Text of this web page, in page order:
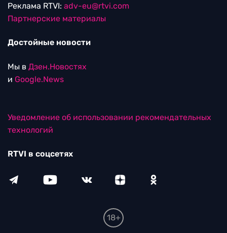
Реклама RTVI: adv-eu@rtvi.com
Партнерские материалы
Достойные новости
Мы в Дзен.Новостях
и Google.News
Уведомление об использовании рекомендательных
технологий
RTVI в соцсетях
18+